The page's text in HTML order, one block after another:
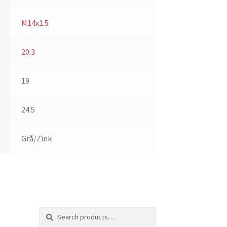
M14x1.5
20.3
19
24.5
Grå/Zink
Search
Search